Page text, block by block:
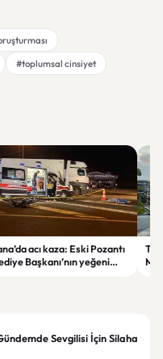
#toplumsal cinsiyet
acı kaza: Eski Pozantı
Başkanı’nın yeğeni
Sevgilisi İçin Silaha